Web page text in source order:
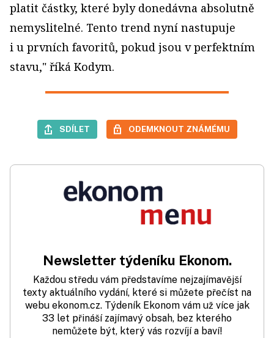
platit částky, které byly donedávna absolutně
nemyslitelné. Tento trend nyní nastupuje
i u prvních favoritů, pokud jsou v perfektním
stavu," říká Kodym.
SDÍLET ODEMKNOUT ZNÁMÉMU
Newsletter týdeníku Ekonom.
Každou středu vám představíme nejzajímavější
texty aktuálního vydání, které si můžete přečíst na
webu ekonom.cz. Týdeník Ekonom vám už více jak
33 let přináší zajímavý obsah, bez kterého
nemůžete být, který vás rozvíjí a baví!